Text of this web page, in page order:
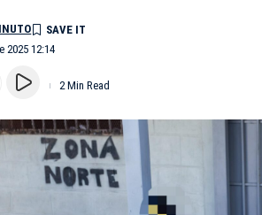
2025 12:14
2 Min Read